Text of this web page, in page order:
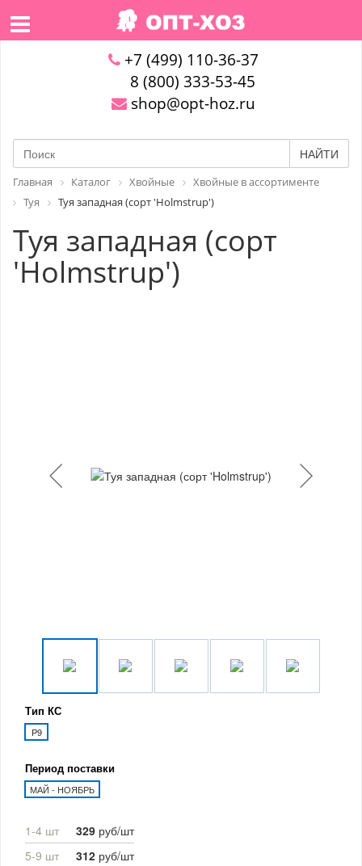
+7 (499) 110-36-37
8 (800) 333-53-45
shop@opt-hoz.ru
НАЙТИ
Главная Каталог Хвойные
Хвойные в ассортименте
Туя
Туя западная (сорт 'Holmstrup')
Туя западная (сорт
'Holmstrup')
Тип КС
P9
Период поставки
МАЙ - НОЯБРЬ
1-4 шт 329 руб/шт
5-9 шт
312 руб/шт